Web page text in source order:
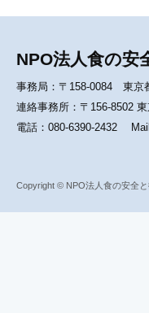
NPO法人食の安
事務局：〒158-0084 東京
連絡事務所：〒156-8502
電話：080-6390-2432
Copyright © NPO法人食の安全